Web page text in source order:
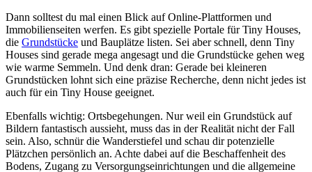
Dann solltest du mal einen Blick auf Online-Plattformen und
Immobilienseiten werfen. Es gibt spezielle Portale für Tiny Houses,
die Grundstücke und Bauplätze listen. Sei aber schnell, denn Tiny
Houses sind gerade mega angesagt und die Grundstücke gehen weg
wie warme Semmeln. Und denk dran: Gerade bei kleineren
Grundstücken lohnt sich eine präzise Recherche, denn nicht jedes ist
auch für ein Tiny House geeignet.
Ebenfalls wichtig: Ortsbegehungen. Nur weil ein Grundstück auf
Bildern fantastisch aussieht, muss das in der Realität nicht der Fall
sein. Also, schnür die Wanderstiefel und schau dir potenzielle
Plätzchen persönlich an. Achte dabei auf die Beschaffenheit des
Bodens, Zugang zu Versorgungseinrichtungen und die allgemeine